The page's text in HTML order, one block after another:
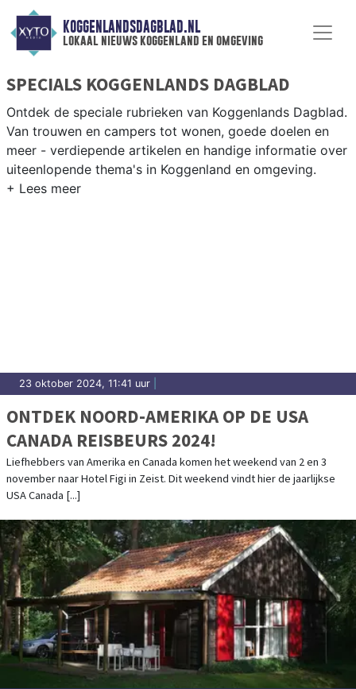
KOGGENLANDSDAGBLAD.NL
lokaal nieuws koggenland en omgeving
SPECIALS KOGGENLANDS DAGBLAD
Ontdek de speciale rubrieken van Koggenlands Dagblad.
Van trouwen en campers tot wonen, goede doelen en
meer - verdiepende artikelen en handige informatie over
uiteenlopende thema's in Koggenland en omgeving.
23 oktober 2024, 11:41 uur
ONTDEK NOORD-AMERIKA OP DE USA
CANADA REISBEURS 2024!
Liefhebbers van Amerika en Canada komen het weekend van 2 en 3
november naar Hotel Figi in Zeist. Dit weekend vindt hier de jaarlijkse
USA Canada [...]